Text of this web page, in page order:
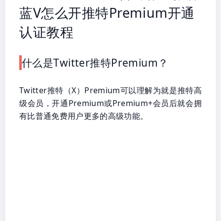
蓝V怎么开推特Premium开通
认证教程
什么是Twitter推特Premium？
Twitter推特（X）Premium可以理解为就是推特高
级会员，开通Premium或Premium+会员后就会拥
有比普通免费用户更多的高级功能。